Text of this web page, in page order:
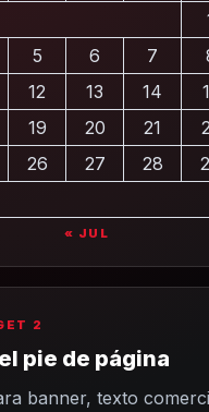
5 6 7
12 13 14
19 20 21
26 27 28
« JUL
2
pie de página
banner, texto